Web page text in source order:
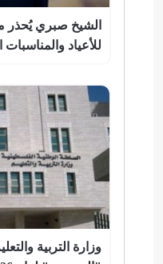
الشيخ صبري يُحذر
للأعياد والمناسبات
وزارة التربية